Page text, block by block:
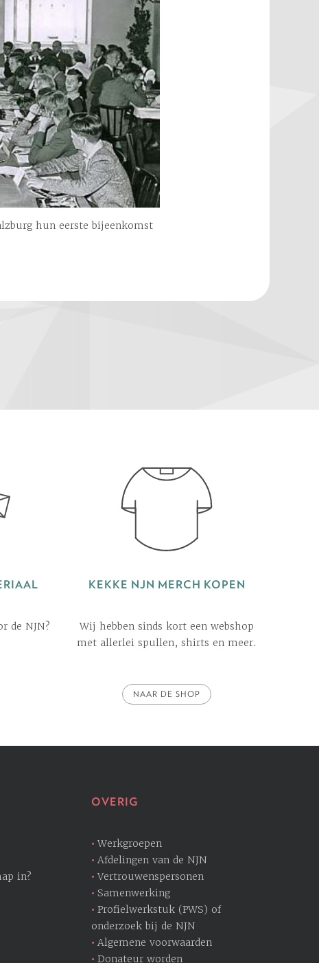
hun eerste bijeenkomst
de NJN?
KEKKE NJN MERCH KOPEN
Wij hebben sinds kort een webshop
met allerlei spullen, shirts en meer.
NAAR DE SHOP
in?
OVERIG
Werkgroepen
Afdelingen van de NJN
Vertrouwenspersonen
Samenwerking
Profielwerkstuk (PWS) of
onderzoek bij de NJN
Algemene voorwaarden
Donateur worden